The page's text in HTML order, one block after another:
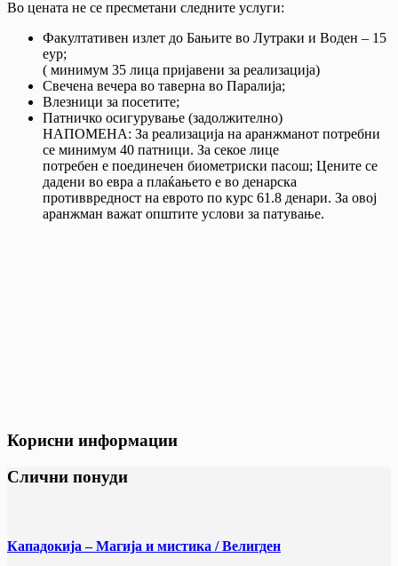
Во цената не се пресметани следните услуги:
Факултативен излет до Бањите во Лутраки и Воден – 15
еур;
( минимум 35 лица пријавени за реализација)
Свечена вечера во таверна во Паралија;
Влезници за посетите;
Патничко осигурување (задолжително)
НАПОМЕНА: За реализација на аранжманот потребни
се минимум 40 патници. За секое лице
потребен е поединечен биометриски пасош; Цените се
дадени во евра а плаќањето е во денарска
противвредност на еврото по курс 61.8 денари. За овој
аранжман важат општите услови за патување.
Корисни информации
Слични понуди
Кападокија – Магија и мистика / Велигден